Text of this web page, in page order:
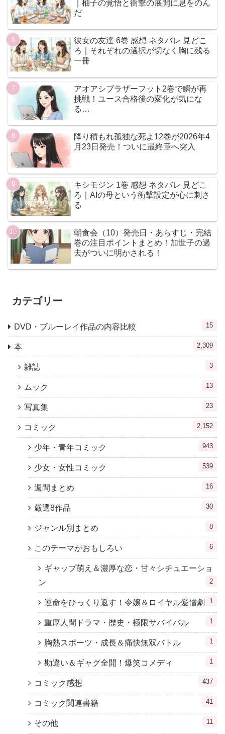
｜柚子の覚悟と衝撃の展開に息をのん
だ
彼女の友達 6巻 感想 ネタバレ 見どこ
ろ｜それぞれの選択が切なく胸に残る
一冊
アオアシブラザーフット2巻で瞬が再
挑戦！ユース合格後の変化が気にな
る…
降り積もれ孤独な死よ12巻が2026年4
月23日発売！ついに最終章へ突入
キシモジン 1巻 感想 ネタバレ 見どこ
ろ｜AIの母という衝撃設定が心に刺さ
る
朝食会（10）発売日・あらすじ・完結
巻の注目ポイントまとめ！加世子の過
去がついに明かされる！
カテゴリー
DVD・ブルーレイ作品の内容比較 15
本 2,309
雑誌 3
ムック 13
写真集 23
コミック 2,152
少年・青年コミック 943
少女・女性コミック 539
週間まとめ 16
厳選8作品 30
ジャンル別まとめ 8
このテーマがおもしろい 6
ギャップ萌え＆濃厚な恋・甘々シチュエーショ
ン
2
運命をひっくり返す！令嬢＆ロイヤル愛憎劇 1
重厚人間ドラマ・歴史・極限サバイバル 1
胸熱スポーツ・成長＆痛快無双バトル 1
勘違い＆ギャグ全開！爆笑コメディ 1
コミック感想 437
コミック関連書籍 41
その他 11